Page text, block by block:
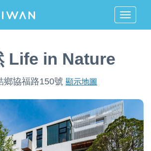
MENU
Life in Nature
協福路150號 顯示地圖